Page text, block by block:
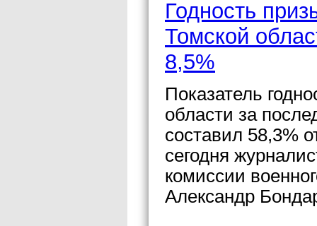
Годность
Томской
8,5%
Показатель
области за
составил 58,3%
сегодня
комиссии
Александр